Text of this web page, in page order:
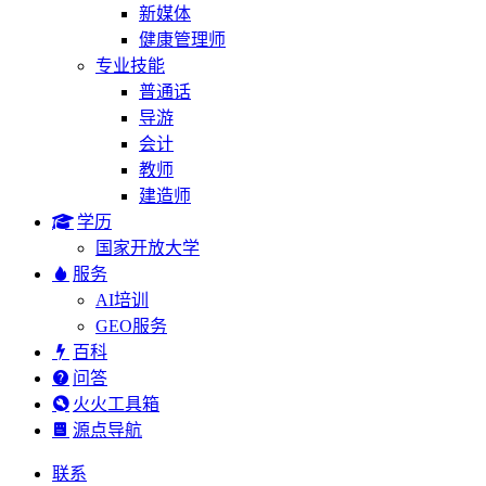
新媒体
健康管理师
专业技能
普通话
导游
会计
教师
建造师
学历
国家开放大学
服务
AI培训
GEO服务
百科
问答
火火工具箱
源点导航
联系